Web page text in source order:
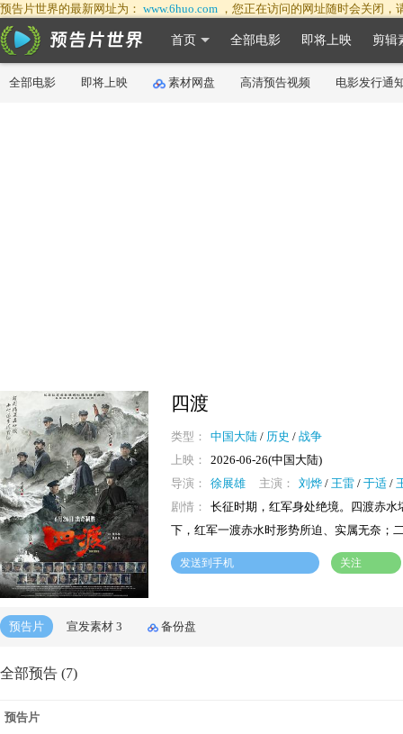
预告片世界的最新网址为： www.6huo.com ，您正在访问的网址随时会关闭
首页 全部电影 即将上映 剪辑
全部电影 即将上映 素材网盘 高清预告视频 电影发行通
四渡
类型： 中国大陆 / 历史 / 战争
上映：
2026-06-26(中国大陆)
导演：
徐展雄 主演： 刘烨 / 王雷 / 于适 /
剧情：
长征时期，红军身处绝境。四渡赤
下，红军一渡赤水时形势所迫、实属无奈；
发送到手机 关注
预告片 宣发素材 3 备份盘
全部预告 (7)
预告片